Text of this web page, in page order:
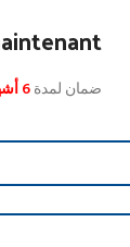
ضمان لمدة6 أشهر